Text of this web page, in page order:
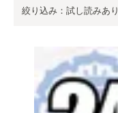
絞り込み：試し読みあり